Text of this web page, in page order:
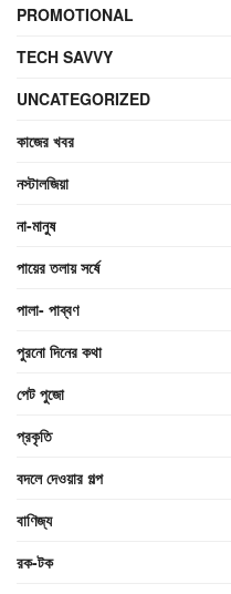
PROMOTIONAL
TECH SAVVY
UNCATEGORIZED
কাজের খবর
নস্টালজিয়া
না-মানুষ
পায়ের তলায় সর্ষে
পালা- পাব্বণ
পুরনো দিনের কথা
পেট পুজো
প্রকৃতি
বদলে দেওয়ার গল্প
বাণিজ্য
রক-টক